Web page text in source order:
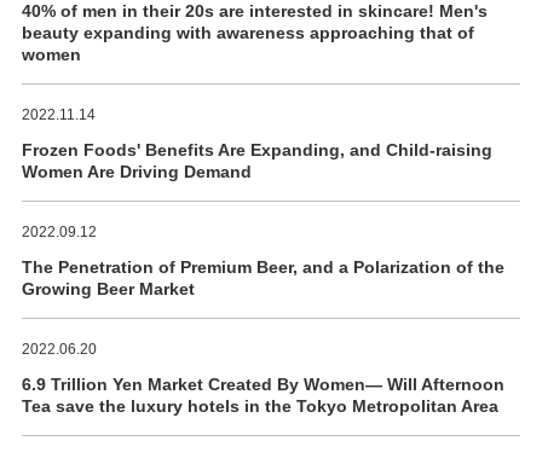
40% of men in their 20s are interested in skincare! Men's
beauty expanding with awareness approaching that of
women
2022.11.14
Frozen Foods' Benefits Are Expanding, and Child-raising
Women Are Driving Demand
2022.09.12
The Penetration of Premium Beer, and a Polarization of the
Growing Beer Market
2022.06.20
6.9 Trillion Yen Market Created By Women― Will Afternoon
Tea save the luxury hotels in the Tokyo Metropolitan Area